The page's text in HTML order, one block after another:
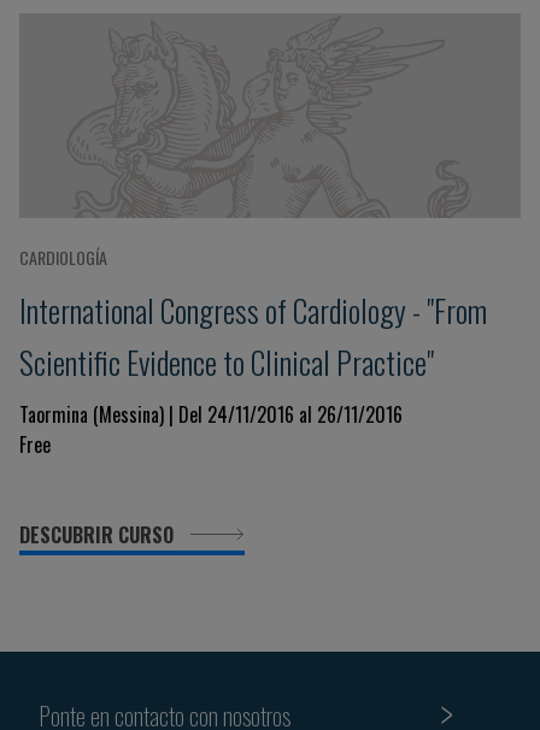
CARDIOLOGÍA
International Congress of Cardiology - "From
Scientific Evidence to Clinical Practice"
Taormina (Messina) | Del 24/11/2016 al 26/11/2016
Free
DESCUBRIR CURSO
Ponte en contacto con nosotros